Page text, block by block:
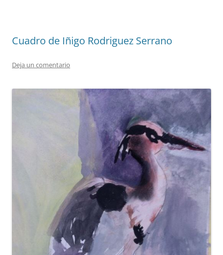
Cuadro de Iñigo Rodriguez Serrano
Deja un comentario